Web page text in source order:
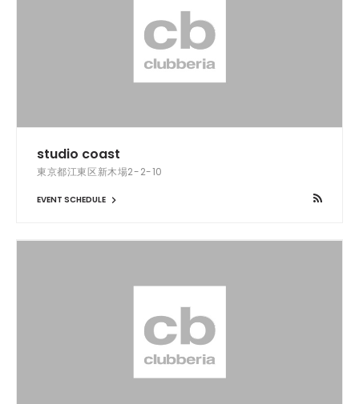
studio coast
東京都江東区新木場2-2-10
EVENT SCHEDULE